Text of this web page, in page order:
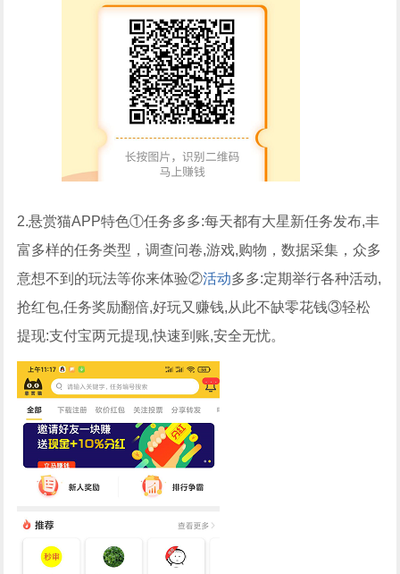
2.悬赏猫APP特色①任务多多:每天都有大星新任务发布,丰
富多样的任务类型，调查问卷,游戏,购物，数据采集，众多
意想不到的玩法等你来体验②活动多多:定期举行各种活动,
抢红包,任务奖励翻倍,好玩又赚钱,从此不缺零花钱③轻松
提现:支付宝两元提现,快速到账,安全无忧。